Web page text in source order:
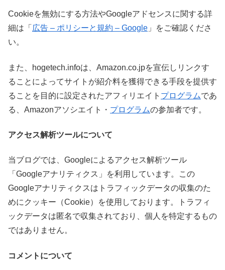
Cookieを無効にする方法やGoogleアドセンスに関する詳
細は「 広告 – ポリシーと規約 – Google 」をご確認くださ
い。
また、hogetech.infoは、Amazon.co.jpを宣伝しリンクす
ることによってサイトが紹介料を獲得できる手段を提供す
ることを目的に設定されたアフィリエイト プログラムであ
る、Amazonアソシエイト・ プログラムの参加者です。
アクセス解析ツールについて
当ブログでは、Googleによるアクセス解析ツール
「Googleアナリティクス」を利用しています。この
Googleアナリティクスはトラフィックデータの収集のた
めにクッキー（Cookie）を使用しております。トラフィ
ックデータは匿名で収集されており、個人を特定するもの
ではありません。
コメントについて